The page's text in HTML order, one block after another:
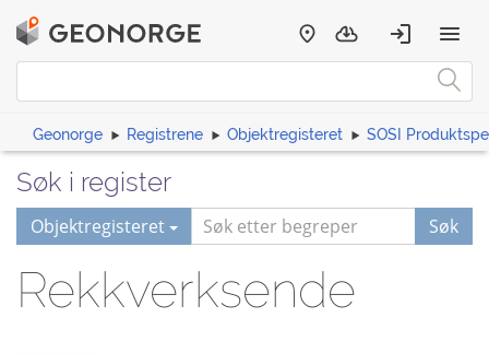
Geonorge Registrene Objektregisteret SOSI
Søk i register
Objektregisteret Søk
Rekkverksende